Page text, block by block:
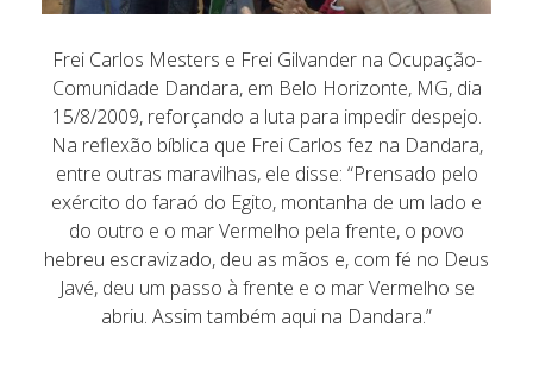
Frei Carlos Mesters e Frei Gilvander na Ocupação-
Comunidade Dandara, em Belo Horizonte, MG, dia
15/8/2009, reforçando a luta para impedir despejo.
Na reflexão bíblica que Frei Carlos fez na Dandara,
entre outras maravilhas, ele disse: “Prensado pelo
exército do faraó do Egito, montanha de um lado e
do outro e o mar Vermelho pela frente, o povo
hebreu escravizado, deu as mãos e, com fé no Deus
Javé, deu um passo à frente e o mar Vermelho se
abriu. Assim também aqui na Dandara.”